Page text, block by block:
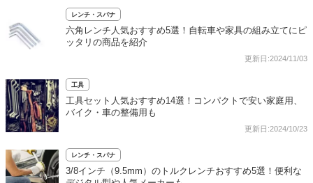
レンチ・スパナ
六角レンチ人気おすすめ5選！自転車や家具の組み立てにピ
ッタリの商品を紹介
更新日:2024/11/03
工具
工具セット人気おすすめ14選！コンパクトで安い家庭用、
バイク・車の整備用も
更新日:2024/10/23
レンチ・スパナ
3/8インチ（9.5mm）のトルクレンチおすすめ5選！便利な